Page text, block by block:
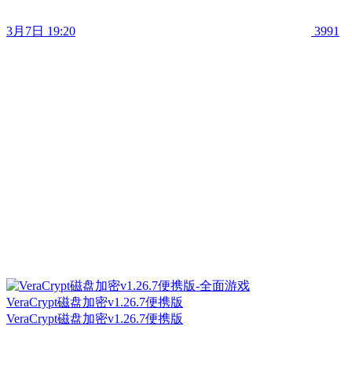
3月7日 19:20 3991
VeraCrypt磁盘加密v1.26.7便携版
VeraCrypt磁盘加密v1.26.7便携版